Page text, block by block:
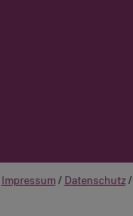
Impressum/ Datenschutz/